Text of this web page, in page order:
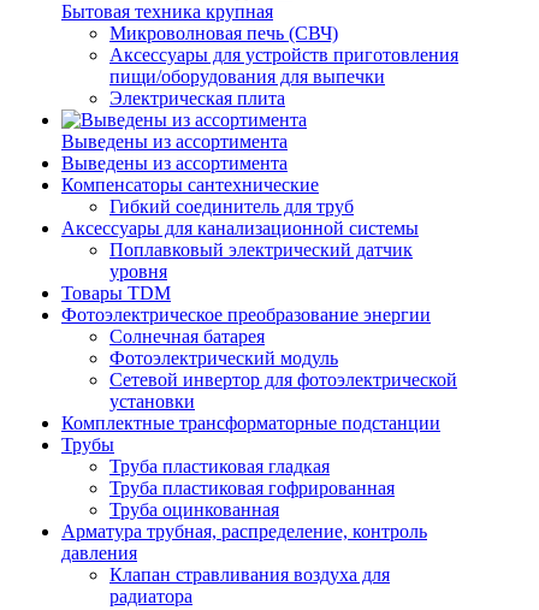
Бытовая техника крупная
Микроволновая печь (СВЧ)
Аксессуары для устройств приготовления
пищи/оборудования для выпечки
Электрическая плита
Выведены из ассортимента
Выведены из ассортимента
Компенсаторы сантехнические
Гибкий соединитель для труб
Аксессуары для канализационной системы
Поплавковый электрический датчик
уровня
Товары TDM
Фотоэлектрическое преобразование энергии
Солнечная батарея
Фотоэлектрический модуль
Сетевой инвертор для фотоэлектрической
установки
Комплектные трансформаторные подстанции
Трубы
Труба пластиковая гладкая
Труба пластиковая гофрированная
Труба оцинкованная
Арматура трубная, распределение, контроль
давления
Клапан стравливания воздуха для
радиатора